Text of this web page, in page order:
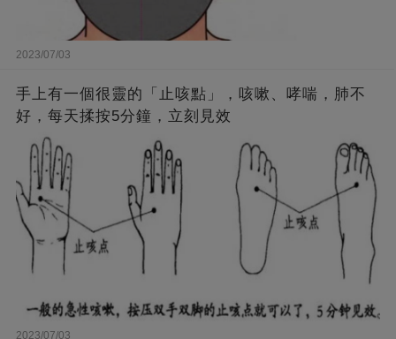
2023/07/03
手上有一個很靈的「止咳點」，咳嗽、哮喘，肺不
好，每天揉按5分鐘，立刻見效
2023/07/03